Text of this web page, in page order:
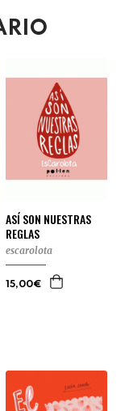
ASÍ SON NUESTRAS
REGLAS
escarolota
15,00€